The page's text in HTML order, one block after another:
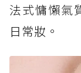
法式慵懶氣
日常妝。